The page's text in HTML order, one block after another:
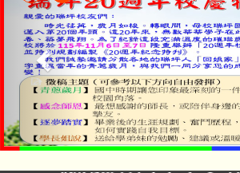
「2026金融
桃園市115學